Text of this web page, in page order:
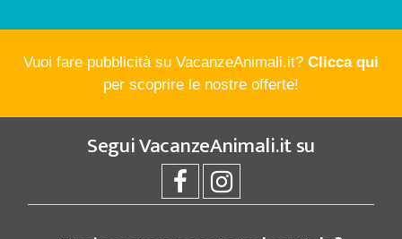
Vuoi fare pubblicità su VacanzeAnimali.it? Clicca qui
per scoprire le nostre offerte!
SeguiVacanzeAnimali.itsu